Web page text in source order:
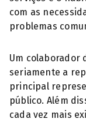
com as
problemas
Um colaborador
seriamente a
principal
público. Além
cada vez mais